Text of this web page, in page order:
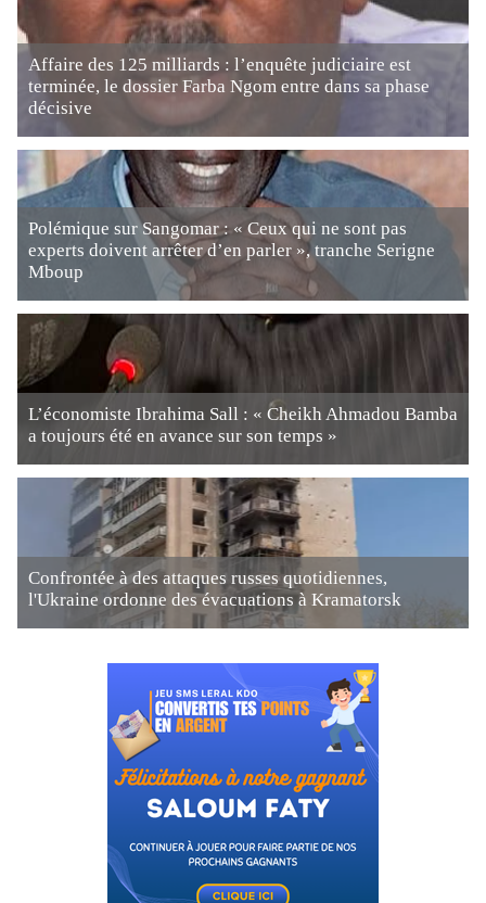
Affaire des 125 milliards : l’enquête judiciaire est
terminée, le dossier Farba Ngom entre dans sa phase
décisive
Polémique sur Sangomar : « Ceux qui ne sont pas
experts doivent arrêter d’en parler », tranche Serigne
Mboup
L’économiste Ibrahima Sall : « Cheikh Ahmadou Bamba
a toujours été en avance sur son temps »
Confrontée à des attaques russes quotidiennes,
l'Ukraine ordonne des évacuations à Kramatorsk